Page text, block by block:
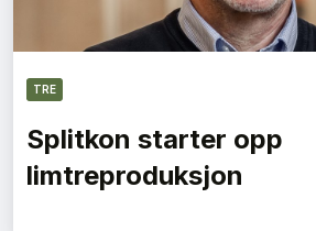
TRE
Splitkon starter opp
limtreproduksjon